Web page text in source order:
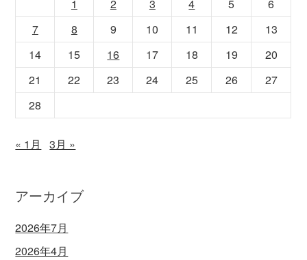
1 2 3 4 5
6
7
8 9 10 11 12
13
14
15 16 17 18 19
20
21
22 23 24 25 26
27
28
« 1月 3月 »
アーカイブ
2026年7月
2026年4月